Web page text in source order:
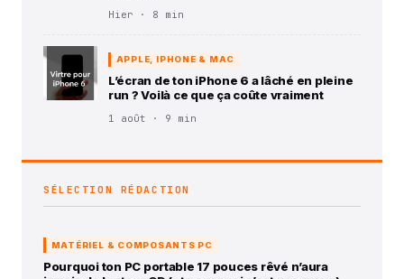
Hier · 8 min
APPLE, IPHONE & MAC
L’écran de ton iPhone 6 a lâché en pleine
run ? Voilà ce que ça coûte vraiment
1 août · 9 min
SÉLECTION RÉDACTION
MATÉRIEL & COMPOSANTS PC
Pourquoi ton PC portable 17 pouces rêvé n’aura